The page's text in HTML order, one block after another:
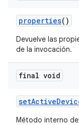
properties()
Devuelve las
de la invocación.
final void
setActive
Método interno